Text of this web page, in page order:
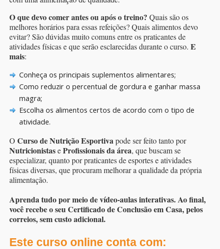
O que devo comer antes ou após o treino? Quais são os
melhores horários para essas refeições? Quais alimentos devo
evitar? São dúvidas muito comuns entre os praticantes de
atividades físicas e que serão esclarecidas durante o curso. E
mais:
Conheça os principais suplementos alimentares;
Como reduzir o percentual de gordura e ganhar massa
magra;
Escolha os alimentos certos de acordo com o tipo de
atividade.
O Curso de Nutrição Esportivapode ser feito tanto por
NutricionistaseProfissionais da área, que buscam se
especializar, quanto por praticantes de esportes e atividades
físicas diversas, que procuram melhorar a qualidade da própria
alimentação.
Aprenda tudo por meio de vídeo-aulas interativas. Ao final,
você recebe o seu Certificado de Conclusão em Casa, pelos
correios, sem custo adicional.
Este curso online conta com: